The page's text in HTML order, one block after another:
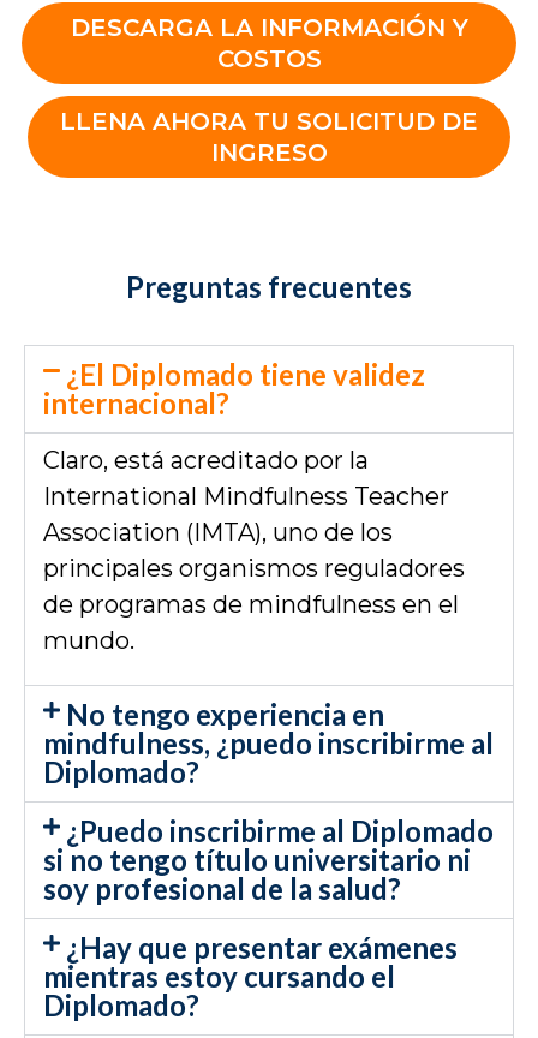
DESCARGA LA INFORMACIÓN Y
COSTOS
LLENA AHORA TU SOLICITUD DE
INGRESO
Preguntas frecuentes
¿El Diplomado tiene validez
internacional?
Claro, está acreditado por la
International Mindfulness Teacher
Association (IMTA), uno de los
principales organismos reguladores
de programas de mindfulness en el
mundo.
No tengo experiencia en
mindfulness, ¿puedo inscribirme al
Diplomado?
¿Puedo inscribirme al Diplomado
si no tengo título universitario ni
soy profesional de la salud?
¿Hay que presentar exámenes
mientras estoy cursando el
Diplomado?